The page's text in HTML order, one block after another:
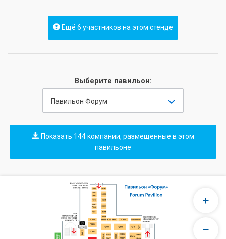
Ещё 6 участников на этом стенде
Выберите павильон:
Павильон Форум
Показать 144 компании, размещенные в этом
павильоне